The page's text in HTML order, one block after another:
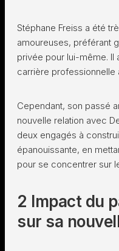
Stéphane Freiss a été
amoureuses, préférant
privée pour lui-même. Il
carrière professionnelle
Cependant, son passé
nouvelle relation avec
deux engagés à
épanouissante, en
pour se concentrer sur
2 Impact du
sur sa